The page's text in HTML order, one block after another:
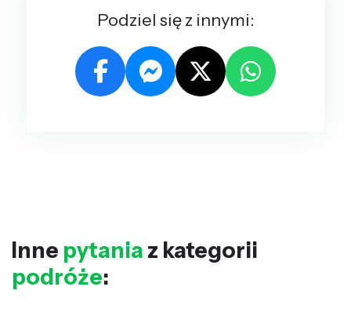
Podziel się z innymi:
Inne pytania z kategorii
podróże: